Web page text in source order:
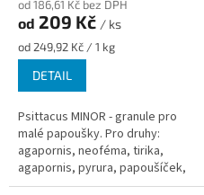
od 186,61 Kč bez DPH
od 209 Kč / ks
Měrná
cena:
od 249,92 Kč / 1 kg
DETAIL
Psittacus MINOR - granule pro
malé papoušky. Pro druhy:
agapornis, neoféma, tirika,
agapornis, pyrura, papoušíček,
aymara